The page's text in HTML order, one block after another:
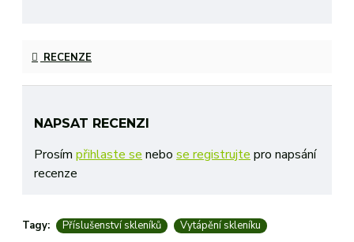
RECENZE
NAPSAT RECENZI
Prosím přihlaste se nebo se registrujte pro napsání
recenze
Tagy: Příslušenství skleníků Vytápění skleníku